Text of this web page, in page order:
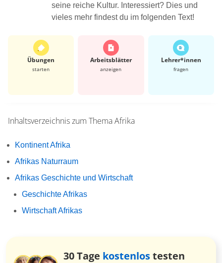
seine reiche Kultur. Interessiert? Dies und
vieles mehr findest du im folgenden Text!
Übungen
starten
Arbeits­blätter
anzeigen
Lehrer*​innen
fragen
Inhaltsverzeichnis zum ThemaAfrika
Kontinent Afrika
Afrikas Naturraum
Afrikas Geschichte und Wirtschaft
Geschichte Afrikas
Wirtschaft Afrikas
30 Tage kostenlostesten